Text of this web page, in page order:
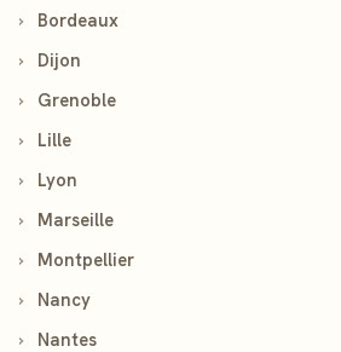
›
Bordeaux
›
Dijon
›
Grenoble
›
Lille
›
Lyon
›
Marseille
›
Montpellier
›
Nancy
›
Nantes